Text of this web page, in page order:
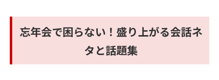
忘年会で困らない！盛り上がる会話ネ
タと話題集